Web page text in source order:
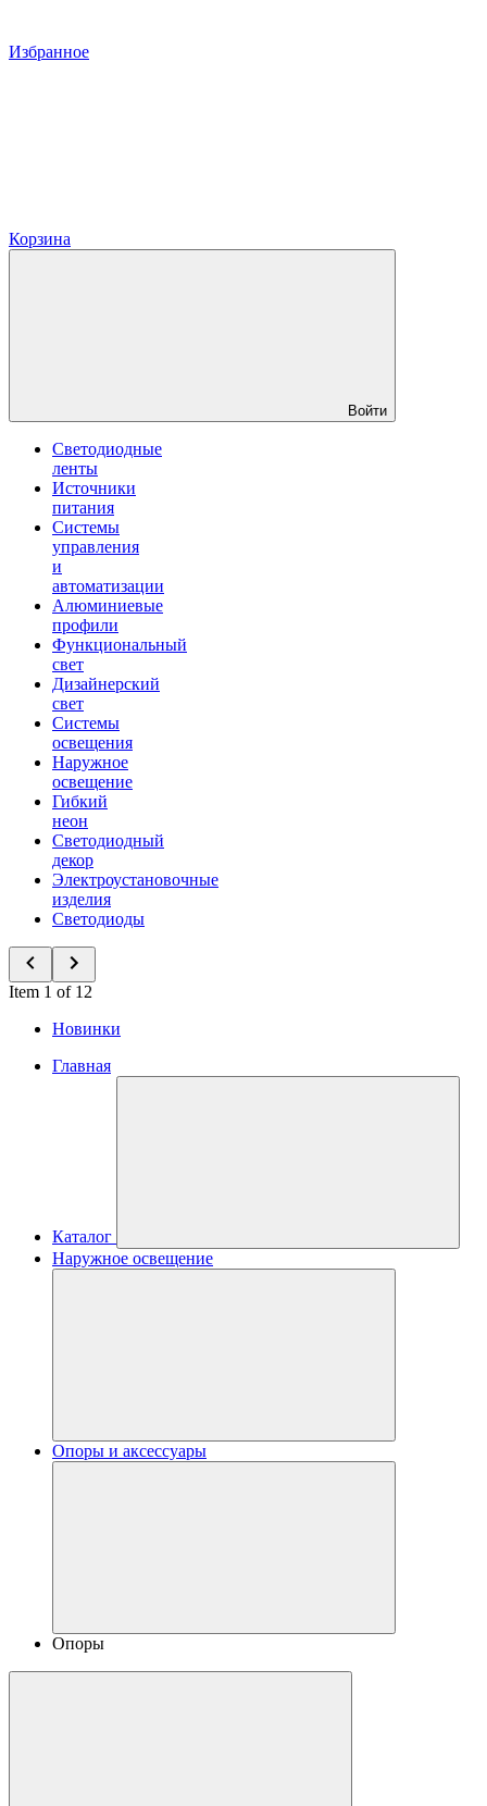
Избранное
Корзина
Войти
Светодиодные
ленты
Источники
питания
Системы
управления
и
автоматизации
Алюминиевые
профили
Функциональный
свет
Дизайнерский
свет
Системы
освещения
Наружное
освещение
Гибкий
неон
Светодиодный
декор
Электроустановочные
изделия
Светодиоды
Item 1 of 12
Новинки
Главная
Каталог
Наружное освещение
Опоры и аксессуары
Опоры